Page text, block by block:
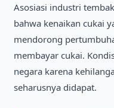
Asosiasi industri
bahwa kenaikan cukai
mendorong
membayar cukai.
negara karena
seharusnya didapat.